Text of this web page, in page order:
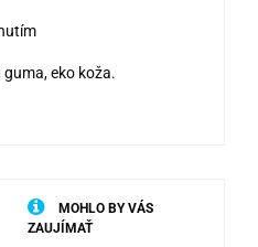
eko koža.
MOHLO BY VÁS
ZAUJÍMAŤ